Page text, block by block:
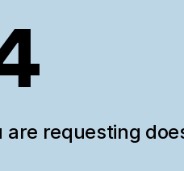
are requesting